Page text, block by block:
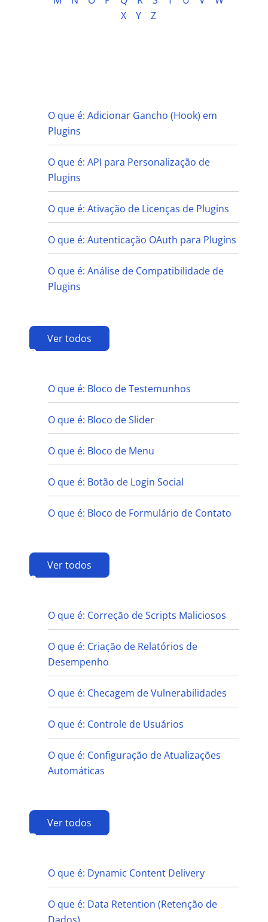
X
Y Z
O que é: Adicionar Gancho (Hook) em
Plugins
O que é: API para Personalização de
Plugins
O que é: Ativação de Licenças de Plugins
O que é: Autenticação OAuth para Plugins
O que é: Análise de Compatibilidade de
Plugins
Ver todos
B
O que é: Bloco de Testemunhos
O que é: Bloco de Slider
O que é: Bloco de Menu
O que é: Botão de Login Social
O que é: Bloco de Formulário de Contato
Ver todos
C
O que é: Correção de Scripts Maliciosos
O que é: Criação de Relatórios de
Desempenho
O que é: Checagem de Vulnerabilidades
O que é: Controle de Usuários
O que é: Configuração de Atualizações
Automáticas
Ver todos
D
O que é: Dynamic Content Delivery
O que é: Data Retention (Retenção de
Dados)